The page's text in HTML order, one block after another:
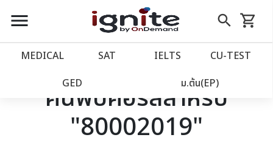
close
account_balance หน้าแรก
เว็บไซต์อิกไนท์
โปรโมชั่น
menu search
Skip
to
shopping_cart
รถเข็น
MEDICAL SAT IELTS CU‑TEST
GED ม.ต้น(EP)
ค้นพบคอร์สสำหรับ
"80002019"